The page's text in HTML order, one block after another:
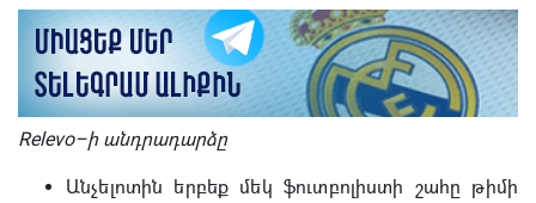
Relevo–ի անդրադարձը
Անչելոտին երբեք մեկ ֆուտբոլիստի շահը թիմի